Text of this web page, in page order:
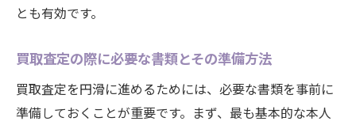
とも有効です。
買取査定の際に必要な書類とその準備方法
買取査定を円滑に進めるためには、必要な書類を事前に
準備しておくことが重要です。まず、最も基本的な本人